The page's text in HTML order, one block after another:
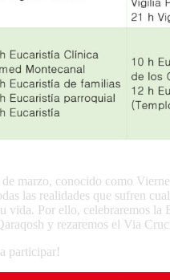
marzo, conocido como
las realidades que sufren
vida. Por ello, celebraremos la
y rezaremos el Via
participar!